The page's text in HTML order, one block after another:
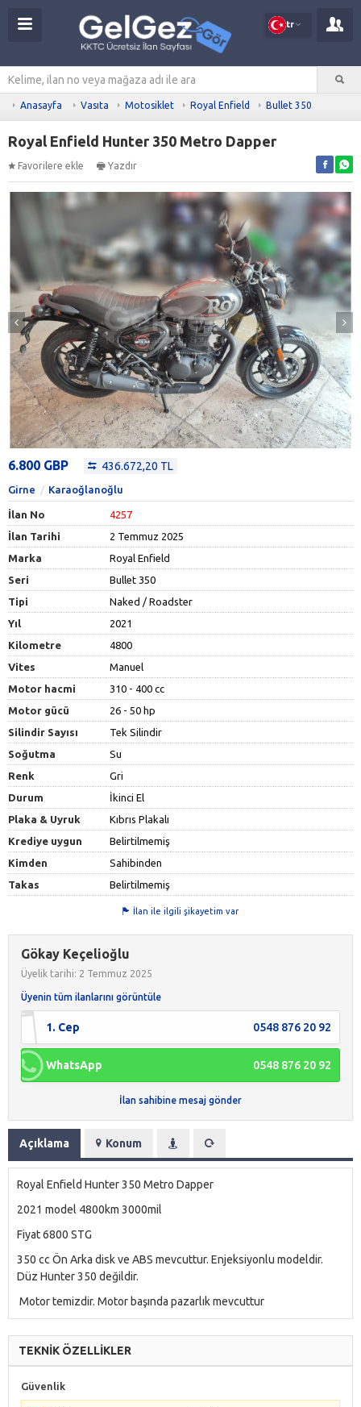
tr
Anasayfa Vasıta Motosiklet Royal Enfield Bullet 350
Royal Enfield Hunter 350 Metro Dapper
Favorilere ekle Yazdır
6.800 GBP 436.672,20 TL
Girne Karaoğlanoğlu
İlan No
4257
İlan Tarihi
2 Temmuz 2025
Marka
Royal Enfield
Seri
Bullet 350
Tipi
Naked / Roadster
Yıl
2021
Kilometre
4800
Vites
Manuel
Motor hacmi
310 - 400 cc
Motor gücü
26 - 50 hp
Silindir Sayısı
Tek Silindir
Soğutma
Su
Renk
Gri
Durum
İkinci El
Plaka & Uyruk
Kıbrıs Plakalı
Krediye uygun
Belirtilmemiş
Kimden
Sahibinden
Takas
Belirtilmemiş
İlan ile ilgili şikayetim var
Gökay Keçelioğlu
Üyelik tarihi: 2 Temmuz 2025
Üyenin tüm ilanlarını görüntüle
1. Cep 0548 876 20 92
WhatsApp 0548 876 20 92
İlan sahibine mesaj gönder
Açıklama Konum
Royal Enfield Hunter 350 Metro Dapper
2021 model 4800km 3000mil
Fiyat 6800 STG
350 cc Ön Arka disk ve ABS mevcuttur. Enjeksiyonlu modeldir.
Düz Hunter 350 değildir.
Motor temizdir. Motor başında pazarlık mevcuttur
TEKNİK ÖZELLİKLER
Güvenlik